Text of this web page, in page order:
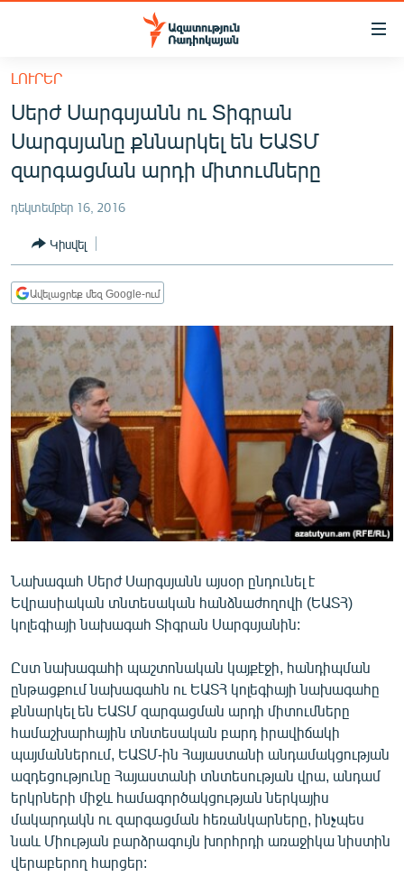
Մատչելիության
հիմնական
բովանդակությանը
Անցնել
հիմնական
մենյուին
ՀԱՅԱՍՏԱՆ
ՔԱՂԱՔԱԿԱՆ
ՀԱՍԱՐԱԿՈՒԹՅՈՒՆ
ՏՆՏԵՍՈՒԹՅՈՒՆ
ՂԱՐԱԲԱՂ
ՊԱՏԵՐԱԶՄԻ 6 ՇԱԲԱԹՆԵՐԸ
ՏԱՐԱԾԱՇՐՋԱՆ
ՄԻՋԱԶԳԱՅԻՆ
ՄՇԱԿՈՒՅԹ
ՍՊՈՐՏ
ՄԵԿՆԱԲԱՆՈՒԹՅՈՒՆ
ԿՈՐՈՆԱՎԻՐՈՒՍ
ԱՐԽԻՎ
ԲԱՆԱՎԵՃ
ՁԳՏԵԼՈՎ ԼԱՎԱԳՈՒՅՆԻՆ
ՓՈԴՔԱՍԹ
Հայերեն
English
Русский
ԼՈՒՐԵՐ
Սերժ Սարգսյանն ու Տիգրան
Սարգսյանը քննարկել են ԵԱՏՄ
զարգացման արդի միտումները
դեկտեմբեր 16, 2016
Կիսվել
Ավելացրեք մեզ Google-ում
Նախագահ Սերժ Սարգսյանն այսօր ընդունել է
Եվրասիական տնտեսական հանձնաժողովի (ԵԱՏՀ)
կոլեգիայի նախագահ Տիգրան Սարգսյանին:
Ըստ նախագահի պաշտոնական կայքէջի, հանդիպման
ընթացքում նախագահն ու ԵԱՏՀ կոլեգիայի նախագահը
քննարկել են ԵԱՏՄ զարգացման արդի միտումները
համաշխարհային տնտեսական բարդ իրավիճակի
պայմաններում, ԵԱՏՄ-ին Հայաստանի անդամակցության
ազդեցությունը Հայաստանի տնտեսության վրա, անդամ
երկրների միջև համագործակցության ներկայիս
մակարդակն ու զարգացման հեռանկարները, ինչպես
նաև Միության բարձրագույն խորհրդի առաջիկա նիստին
վերաբերող հարցեր: